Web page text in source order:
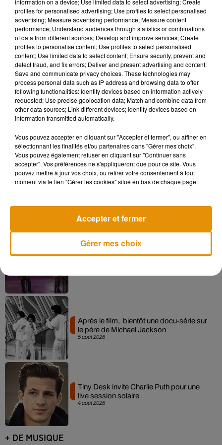
Musique
7 août 2026
Madonna sort enfin le remix de « Love
Sensation » avec Kylie Minogue
7 août 2026
Angèle et Amélie Lens dévoilent leur
Pomme emprunte le décor de l’émission
La version réécrite de « Beautiful Day »
5 août 2026
Après le film, bientôt une docu-série sur
le père de Michael Jackson
4 août 2026
Tiny Desk invite Charlie Puth pour une
live session solaire
+ DE MUSIQUE
profiles for personalised advertising; Use profiles to select personalised
advertising; Measure advertising performance; Measure content
performance; Understand audiences through statistics or combinations
of data from different sources; Develop and improve services; Create
profiles to personalise content; Use profiles to select personalised
content; Use limited data to select content; Ensure security, prevent and
detect fraud, and fix errors; Deliver and present advertising and content;
Save and communicate privacy choices. These technologies may
process personal data such as IP address and browsing data to offer
following functionalities: Identify devices based on information actively
requested; Use precise geolocation data; Match and combine data from
other data sources; Link different devices; Identify devices based on
information transmitted automatically.
Vous pouvez accepter en cliquant sur "Accepter et fermer", ou affiner en
sélectionnant les finalités et/ou partenaires dans "Gérer mes choix".
Vous pouvez également refuser en cliquant sur "Continuer sans
accepter". Vos préférences ne s'appliqueront que pour ce site. Vous
pouvez mettre à jour vos choix, ou retirer votre consentement à tout
moment via le lien "Gérer les cookies" situé en bas de chaque page.
Gérer mes choix
Accepter et fermer